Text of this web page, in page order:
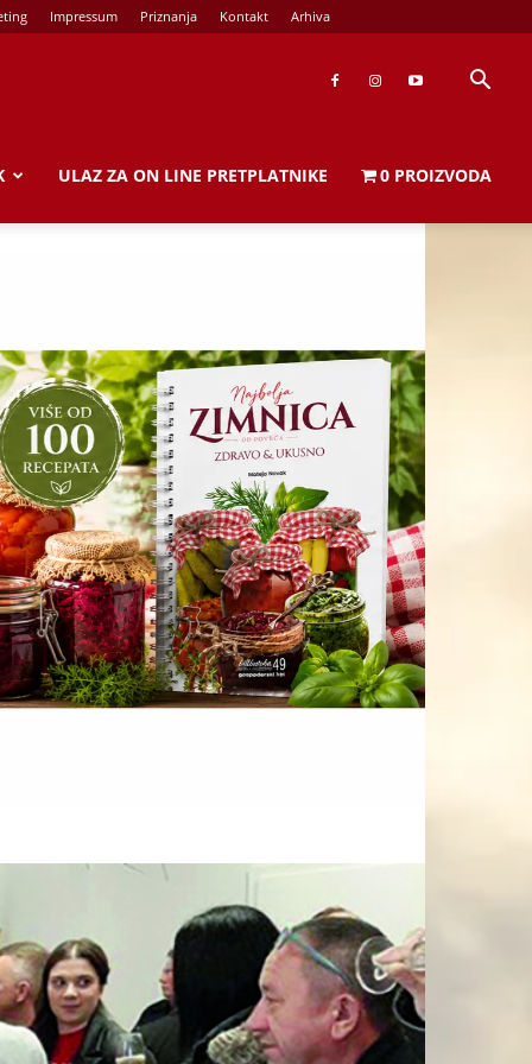
Impressum Priznanja Kontakt Arhiva
ULAZ ZA ON LINE PRETPLATNIKE 0 PROIZVODA